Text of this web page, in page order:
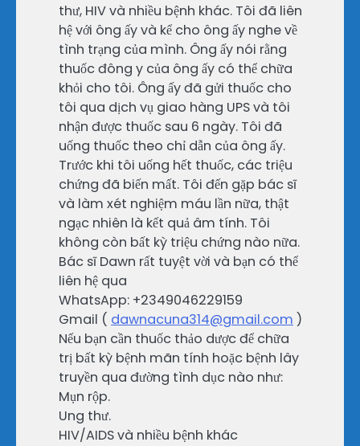
thư, HIV và nhiều bệnh khác. Tôi đã liên
hệ với ông ấy và kể cho ông ấy nghe về
tình trạng của mình. Ông ấy nói rằng
thuốc đông y của ông ấy có thể chữa
khỏi cho tôi. Ông ấy đã gửi thuốc cho
tôi qua dịch vụ giao hàng UPS và tôi
nhận được thuốc sau 6 ngày. Tôi đã
uống thuốc theo chỉ dẫn của ông ấy.
Trước khi tôi uống hết thuốc, các triệu
chứng đã biến mất. Tôi đến gặp bác sĩ
và làm xét nghiệm máu lần nữa, thật
ngạc nhiên là kết quả âm tính. Tôi
không còn bất kỳ triệu chứng nào nữa.
Bác sĩ Dawn rất tuyệt vời và bạn có thể
liên hệ qua
WhatsApp: +2349046229159
Gmail ( dawnacuna314@gmail.com )
Nếu bạn cần thuốc thảo dược để chữa
trị bất kỳ bệnh mãn tính hoặc bệnh lây
truyền qua đường tình dục nào như:
Mụn rộp.
Ung thư.
HIV/AIDS và nhiều bệnh khác